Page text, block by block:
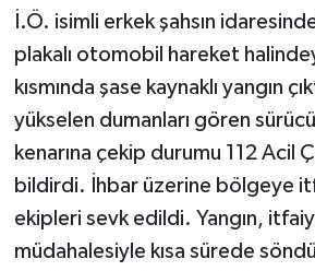
İ.Ö. isimli erkek şahsın
plakalı otomobil hareket
kısmında şase kaynaklı yangın
yükselen dumanları gören
kenarına çekip durumu 112 Acil
bildirdi. İhbar üzerine bölgeye
ekipleri sevk edildi. Yangın,
müdahalesiyle kısa sürede